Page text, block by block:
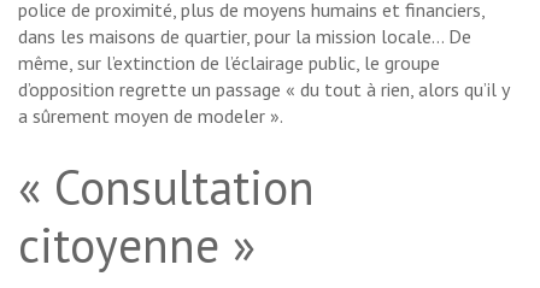
police de proximité, plus de moyens humains et financiers,
dans les maisons de quartier, pour la mission locale… De
même, sur l’extinction de l’éclairage public, le groupe
d’opposition regrette un passage « du tout à rien, alors qu’il y
a sûrement moyen de modeler ».
« Consultation
citoyenne »